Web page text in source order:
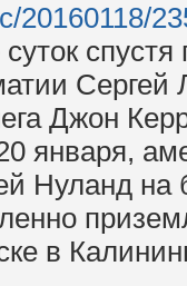
20160118/
спустя
Сергей
Джон
января,
Нуланд на
в